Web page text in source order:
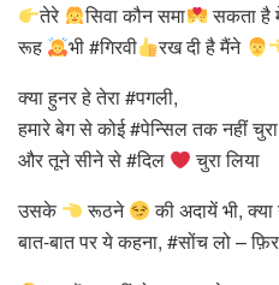
‪तेरे
सिवा कौन ‎समा सकता है
रूह
भी #गिरवी रख दी है मैंने
क्या हुनर हे तेरा #पगली,
हमारे बेग से कोई #पेन्सिल तक नहीं चुरा
और तूने सीने से #दिल
चुरा लिया
उसके
रूठने
की अदायें भी,
बात-बात पर ये कहना, #सोंच लो –